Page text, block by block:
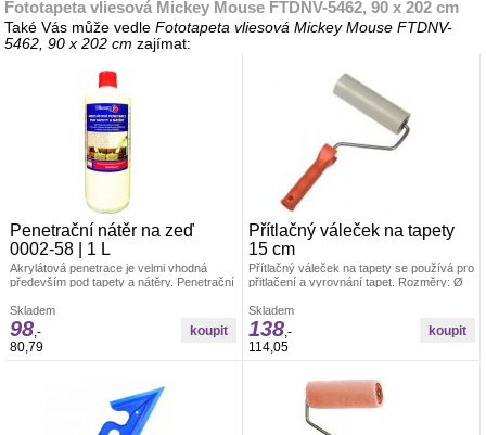
Fototapeta vliesová Mickey Mouse FTDNV-5462, 90 x 202 cm
Také Vás může vedleFototapeta vliesová Mickey Mouse FTDNV-
5462, 90 x 202 cm zajímat:
Penetrační nátěr na zeď
0002-58 | 1 L
Akrylátová penetrace je velmi vhodná
především pod tapety a nátěry. Penetrační
kopolymeru.
Skladem
98 ,-
80,79
Přítlačný váleček na tapety
15 cm
Přítlačný váleček na tapety se používá pro
přitlačení a vyrovnání tapet. Rozměry: Ø
PUR pěny, umělohmotný držák +
pozinkovaný drát 6/8 mm
Skladem
138,-
114,05